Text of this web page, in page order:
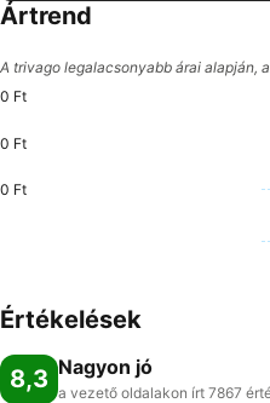
Ártrend
A trivago legalacsonyabb árai alapján,
0 Ft
0 Ft
0 Ft
Értékelések
8,3 Nagyon jó
a vezető oldalakon írt 7867